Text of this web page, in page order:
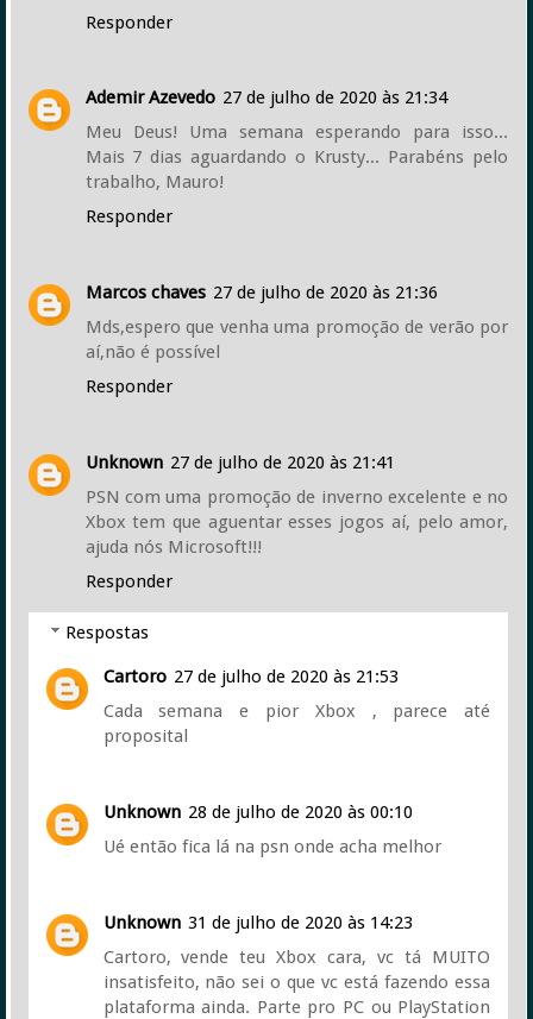
Responder
Ademir Azevedo 27 de julho de 2020 às 21:34
Meu Deus! Uma semana esperando para isso...
Mais 7 dias aguardando o Krusty... Parabéns pelo
trabalho, Mauro!
Responder
Marcos chaves 27 de julho de 2020 às 21:36
Mds,espero que venha uma promoção de verão por
aí,não é possível
Responder
Unknown 27 de julho de 2020 às 21:41
PSN com uma promoção de inverno excelente e no
Xbox tem que aguentar esses jogos aí, pelo amor,
ajuda nós Microsoft!!!
Responder
Respostas
Cartoro 27 de julho de 2020 às 21:53
Cada semana e pior Xbox , parece até
proposital
Unknown 28 de julho de 2020 às 00:10
Ué então fica lá na psn onde acha melhor
Unknown 31 de julho de 2020 às 14:23
Cartoro, vende teu Xbox cara, vc tá MUITO
insatisfeito, não sei o que vc está fazendo essa
plataforma ainda. Parte pro PC ou PlayStation